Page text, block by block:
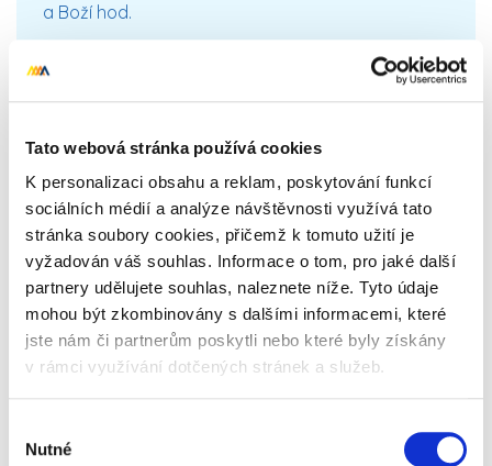
Tato webová stránka používá cookies
K personalizaci obsahu a reklam, poskytování funkcí
sociálních médií a analýze návštěvnosti využívá tato
stránka soubory cookies, přičemž k tomuto užití je
vyžadován váš souhlas. Informace o tom, pro jaké další
partnery udělujete souhlas, naleznete níže. Tyto údaje
mohou být zkombinovány s dalšími informacemi, které
jste nám či partnerům poskytli nebo které byly získány
v rámci využívání dotčených stránek a služeb.
souhlasu
Nutné
a Boží hod.
Dnes se adventní věnec stal běžnou tradicí v
jehličnatých větví a je zdobený různými ozdobami,
jako jsou stužky, šišky, baňky nebo malé figurky.
Svíčky mohou být v různých barevných
variantách, které odpovídají dekoru celého věnce.
Adventní věnec se také objevuje v církevních
prostředích, jako součást adventních bohoslužeb.
Během každé adventní neděle se zapaluje další
svíčka a přidávají se modlitby, které pomáhají
věřícím soustředit se na očekávání narození
Adventní věnec má dlouhou historii a je silným